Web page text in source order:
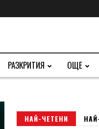
РАЗКРИТИЯ ОЩЕ
НАЙ-ЧЕТЕНИ